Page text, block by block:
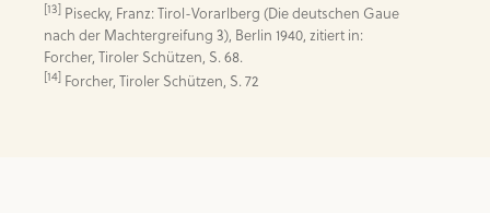
[13] Pisecky, Franz: Tirol-Vorarlberg (Die deutschen Gaue
nach der Machtergreifung 3), Berlin 1940, zitiert in:
[14] Forcher, Tiroler Schützen, S. 72